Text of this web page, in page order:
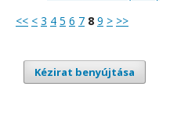
<< < 3 4 5 6 7 8 9 > >>
Kézirat benyújtása